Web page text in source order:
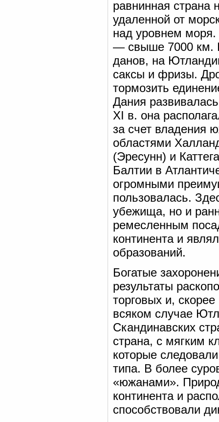
равнинная страна
удаленной от
над уровнем
— свыше 7000 км.
данов, на
саксы и фризы.
тормозить
Дания
XI в. она
за счет владения
областями
(Эресунн) и
Балтии в
огромными
пользовалась.
убежища, но и
ремесленным
континента и
образований.
Богатые
результаты
торговых и,
всяком случае
Скандинавских
страна, с мягким
которые
типа. В более
«южанами».
континента и
способствовали